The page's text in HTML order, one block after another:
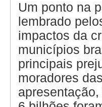
Um ponto na
lembrado
impactos da
municípios
principais
moradores